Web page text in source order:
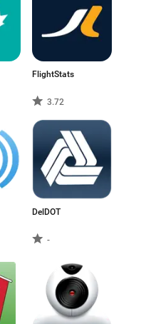
FlightStats
3.72
DelDOT
-